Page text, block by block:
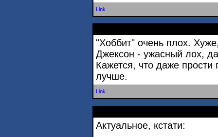
Link
"Хоббит" очень плох.
Джексон - ужасный лох,
Кажется, что даже
лучше.
Link
Актуальное, кстати: